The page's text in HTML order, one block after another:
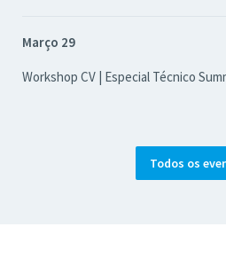
Março 29
Workshop CV | Especial Técnico
Todos os